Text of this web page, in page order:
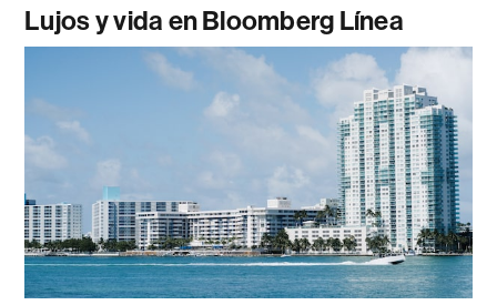
Lujos y vida en Bloomberg Línea